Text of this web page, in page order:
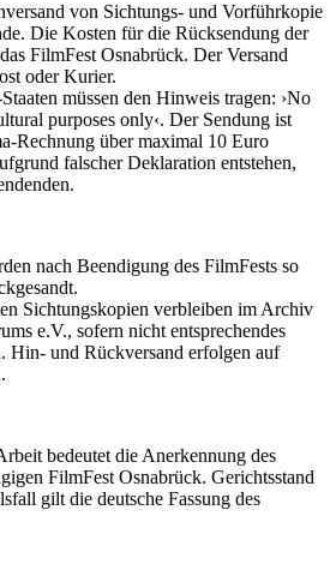
von Sichtungs- und Vorführkopie
Die Kosten für die Rücksendung der
FilmFest Osnabrück. Der Versand
oder Kurier.
müssen den Hinweis tragen: ›No
purposes only‹. Der Sendung ist
Rechnung über maximal 10 Euro
falscher Deklaration entstehen,
nach Beendigung des FilmFests so
Sichtungskopien verbleiben im Archiv
e.V., sofern nicht entsprechendes
Hin- und Rückversand erfolgen auf
bedeutet die Anerkennung des
FilmFest Osnabrück. Gerichtsstand
gilt die deutsche Fassung des